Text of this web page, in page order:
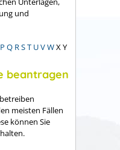
und
P Q RST UVWX Y
beantragen
meisten Fällen
können Sie